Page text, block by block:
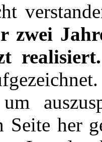
zwei
realisiert.
Seite her